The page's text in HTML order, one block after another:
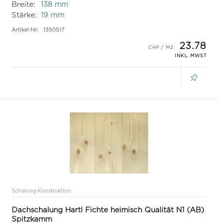
Breite:
138 mm
Stärke: 19 mm
Artikel-Nr: 1350517
23.78
INKL. MWST
Schalung Konstruktion
Dachschalung Hartl Fichte heimisch Qualität N1 (AB)
Spitzkamm